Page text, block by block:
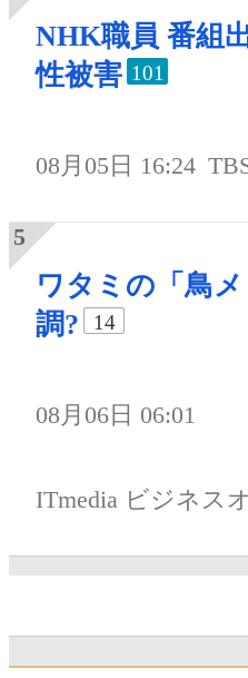
NHK職員 番組
性被害 101
08月05日 16:24
ワタミの「鳥
調?
14
08月06日 06:01
ITmedia ビジネス